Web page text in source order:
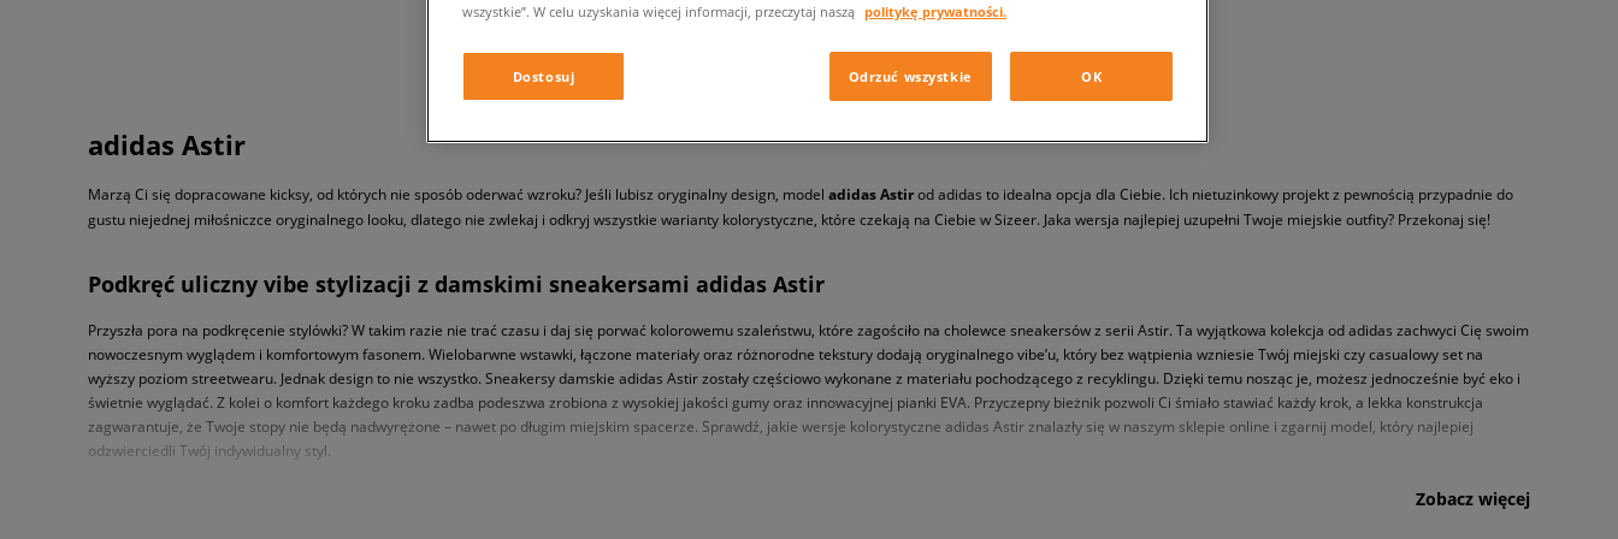
adidas Astir
Marzą Ci się dopracowane kicksy, od których nie sposób oderwać wzroku? Jeśli lubisz oryginalny design, model adidas Astirod adidas to idealna opcja dla Ciebie. Ich nietuzinkowy projekt z pewnością przypadnie do
gustu niejednej miłośniczce oryginalnego looku, dlatego nie zwlekaj i odkryj wszystkie warianty kolorystyczne, które czekają na Ciebie w Sizeer. Jaka wersja najlepiej uzupełni Twoje miejskie outfity? Przekonaj się!
Podkręć uliczny vibe stylizacji z damskimi sneakersami adidas Astir
Przyszła pora na podkręcenie stylówki? W takim razie nie trać czasu i daj się porwać kolorowemu szaleństwu, które zagościło na cholewce sneakersów z serii Astir. Ta wyjątkowa kolekcja od adidas zachwyci Cię swoim
nowoczesnym wyglądem i komfortowym fasonem. Wielobarwne wstawki, łączone materiały oraz różnorodne tekstury dodają oryginalnego vibe’u, który bez wątpienia wzniesie Twój miejski czy casualowy set na
wyższy poziom streetwearu. Jednak design to nie wszystko. Sneakersy damskie adidas Astir zostały częściowo wykonane z materiału pochodzącego z recyklingu. Dzięki temu nosząc je, możesz jednocześnie być eko i
świetnie wyglądać. Z kolei o komfort każdego kroku zadba podeszwa zrobiona z wysokiej jakości gumy oraz innowacyjnej pianki EVA. Przyczepny bieżnik pozwoli Ci śmiało stawiać każdy krok, a lekka konstrukcja
zagwarantuje, że Twoje stopy nie będą nadwyrężone – nawet po długim miejskim spacerze. Sprawdź, jakie wersje kolorystyczne adidas Astir znalazły się w naszym sklepie online i zgarnij model, który najlepiej
odzwierciedli Twój indywidualny styl.
Zobacz więcej
wszystkie”. W celu uzyskania więcej informacji, przeczytaj naszą politykę prywatności.
Dostosuj Odrzuć wszystkie OK